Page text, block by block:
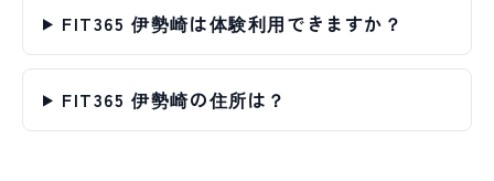
FIT365 伊勢崎は体験利用できますか？
FIT365 伊勢崎の住所は？